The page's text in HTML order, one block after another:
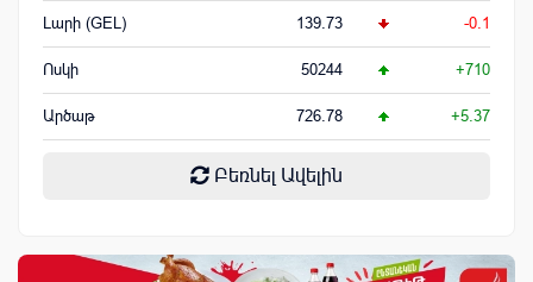
Լարի (GEL) 139.73 -0.1
Ոսկի 50244 +710
Արծաթ 726.78 +5.37
Բեռնել Ավելին